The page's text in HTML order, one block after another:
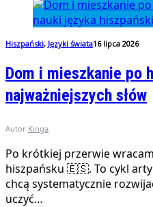
Hiszpański, Języki świata16 lipca 2026
Dom i mieszkanie po
najważniejszych słów
Autor Kinga
Po krótkiej przerwie
hiszpańsku 🇪🇸. To cykl
chcą systematycznie
uczyć…